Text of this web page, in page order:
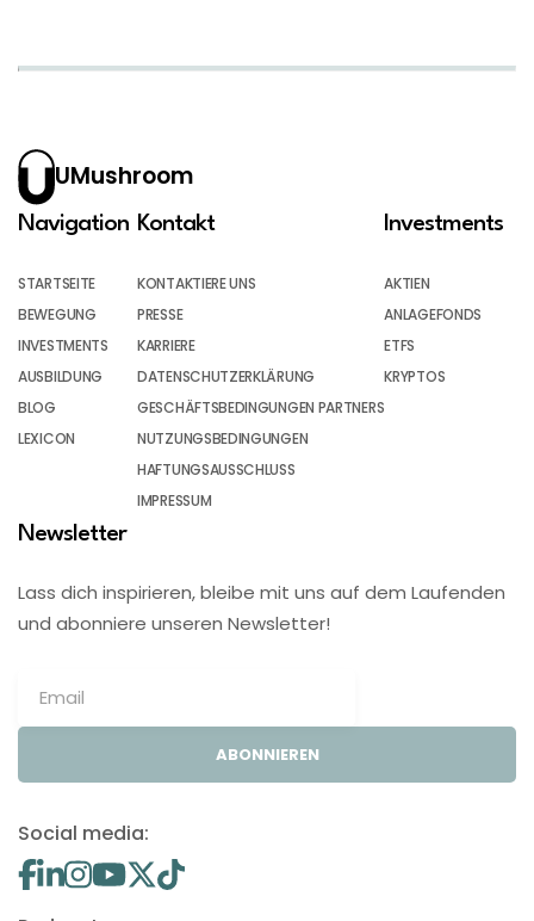
UMushroom
Navigation
STARTSEITE
BEWEGUNG
INVESTMENTS
AUSBILDUNG
BLOG
LEXICON
Kontakt
KONTAKTIERE UNS
PRESSE
KARRIERE
DATENSCHUTZERKLÄRUNG
GESCHÄFTSBEDINGUNGEN PARTNERS
NUTZUNGSBEDINGUNGEN
HAFTUNGSAUSSCHLUSS
IMPRESSUM
Investments
AKTIEN
ANLAGEFONDS
ETFS
KRYPTOS
Newsletter
Lass dich inspirieren, bleibe mit uns auf dem Laufenden
und abonniere unseren Newsletter!
ABONNIEREN
Social media: